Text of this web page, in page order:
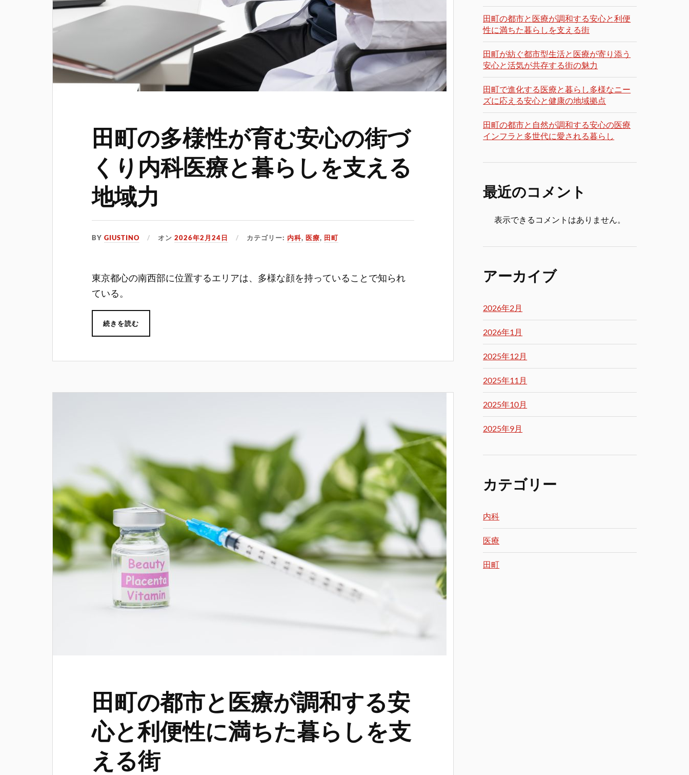
田町の多様性が育む安心の街づ
くり内科医療と暮らしを支える
地域力
BYGIUSTINO オン2026年2月24日 カテゴリー: 内科, 医療, 田町
東京都心の南西部に位置するエリアは、多様な顔を持っていることで知られ
ている。
続きを読む
田町の都市と医療が調和する安
心と利便性に満ちた暮らしを支
える街
田町の都市と医療が調和する安心と利便
性に満ちた暮らしを支える街
田町が紡ぐ都市型生活と医療が寄り添う
安心と活気が共存する街の魅力
田町で進化する医療と暮らし多様なニー
ズに応える安心と健康の地域拠点
田町の都市と自然が調和する安心の医療
インフラと多世代に愛される暮らし
最近のコメント
表示できるコメントはありません。
アーカイブ
2026年2月
2026年1月
2025年12月
2025年11月
2025年10月
2025年9月
カテゴリー
内科
医療
田町